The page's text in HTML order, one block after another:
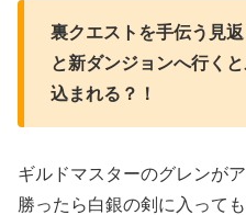
裏クエストを手伝う見
と新ダンジョンへ行く
込まれる？！
ギルドマスターのグレンが
勝ったら白銀の剣に入って